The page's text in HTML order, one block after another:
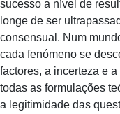
sucesso a nível de
longe de ser
consensual. Num
cada fenómeno se
factores, a incerteza e
todas as formulações
a legitimidade das